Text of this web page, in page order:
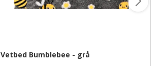
Vetbed Bumblebee - grå